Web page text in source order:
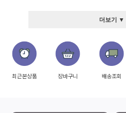
더보기 ▼
최근본상품 장바구니 배송조회